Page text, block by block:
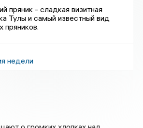
пряник - сладкая визитная
Тулы и самый известный вид
пряников.
недели